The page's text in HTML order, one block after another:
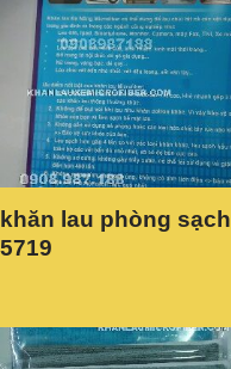
khăn lau phòng sạch
5719